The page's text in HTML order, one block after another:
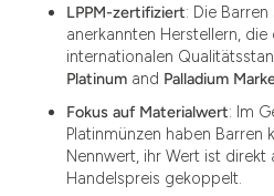
LPPM-zertifiziert: Die
anerkannten Herstellern,
internationalen
Platinum and Palladium
Fokus auf Materialwert: Im
Platinmünzen haben Barren
Nennwert, ihr Wert ist direkt
Handelspreis gekoppelt.